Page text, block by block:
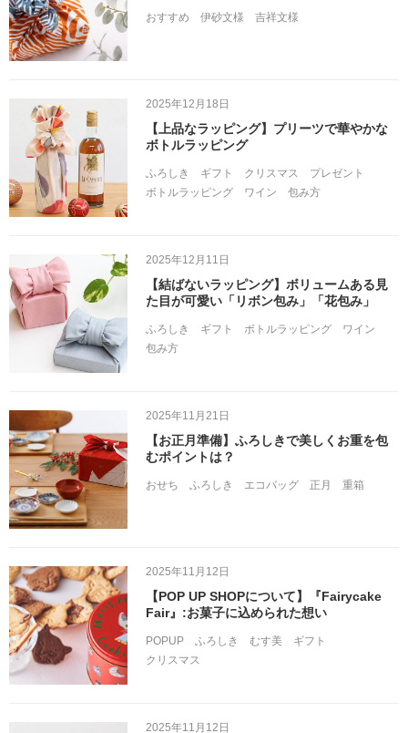
おすすめ 伊砂文様 吉祥文様
2025年12月18日
【上品なラッピング】プリーツで華やかな
ボトルラッピング
ふろしき ギフト クリスマス
プレゼント
ボトルラッピング
ワイン 包み方
2025年12月11日
【結ばないラッピング】ボリュームある見
た目が可愛い「リボン包み」「花包み」
ふろしき ギフト ボトルラッピング
ワイン
包み方
2025年11月21日
【お正月準備】ふろしきで美しくお重を包
むポイントは？
おせち ふろしき エコバッグ 正月 重箱
2025年11月12日
【POP UP SHOPについて】『Fairycake
Fair』:お菓子に込められた想い
POPUP ふろしき むす美
ギフト
クリスマス
2025年11月12日